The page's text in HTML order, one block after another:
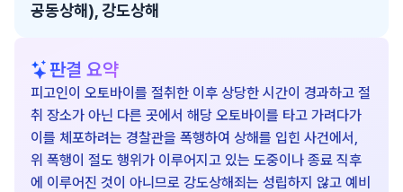
공동상해), 강도상해
판결 요약
피고인이 오토바이를 절취한 이후 상당한 시간이 경과하고 절
취 장소가 아닌 다른 곳에서 해당 오토바이를 타고 가려다가
이를 체포하려는 경찰관을 폭행하여 상해를 입힌 사건에서,
위 폭행이 절도 행위가 이루어지고 있는 도중이나 종료 직후
에 이루어진 것이 아니므로 강도상해죄는 성립하지 않고 예비